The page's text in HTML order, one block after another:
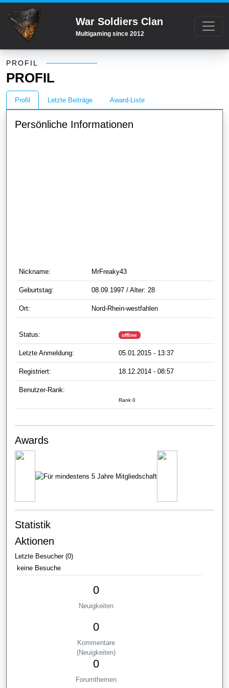
War Soldiers Clan
Multigaming since 2012
PROFIL
PROFIL
Profil Letzte Beiträge Award-Liste
Persönliche Informationen
Nickname: MrFreaky43
Geburtstag: 08.09.1997 / Alter: 28
Ort: Nord-Rhein-westfahlen
Status: offline
Letzte Anmeldung: 05.01.2015 - 13:37
Registriert: 18.12.2014 - 08:57
Benutzer-Rank:
Rank 0
Awards
Statistik
Aktionen
Letzte Besucher (0)
keine Besuche
0
Neuigkeiten
0
Kommentare
(Neuigkeiten)
0
Forumthemen